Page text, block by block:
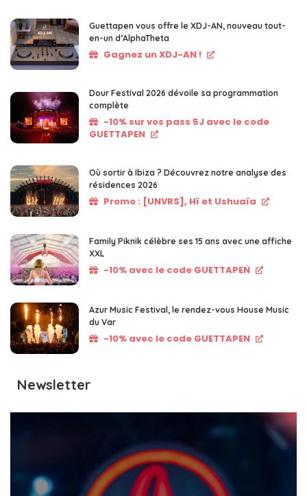
Guettapen vous offre le XDJ-AN, nouveau tout-
en-un d’AlphaTheta
Gagnez un XDJ-AN !
Dour Festival 2026 dévoile sa programmation
complète
-10% sur vos pass 5J avec le code
GUETTAPEN
Où sortir à Ibiza ? Découvrez notre analyse des
résidences 2026
Promo : [UNVRS], Hï et Ushuaïa
Family Piknik célèbre ses 15 ans avec une affiche
XXL
-10% avec le code GUETTAPEN
Azur Music Festival, le rendez-vous House Music
du Var
-10% avec le code GUETTAPEN
Newsletter